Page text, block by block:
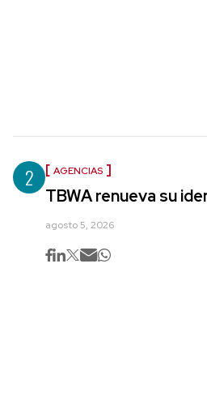
2 AGENCIAS
TBWA renueva su
agosto 5, 2026